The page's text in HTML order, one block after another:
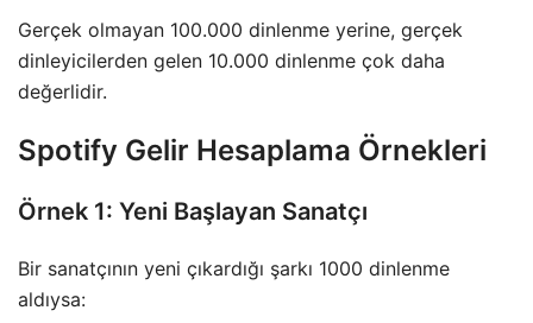
Gerçek olmayan 100.000 dinlenme yerine, gerçek
dinleyicilerden gelen 10.000 dinlenme çok daha
değerlidir.
Spotify Gelir Hesaplama Örnekleri
Örnek 1: Yeni Başlayan Sanatçı
Bir sanatçının yeni çıkardığı şarkı 1000 dinlenme
aldıysa: